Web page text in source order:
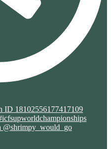
ID 18102556177417109